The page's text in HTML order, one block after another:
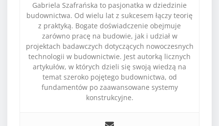
Gabriela Szafrańska to pasjonatka w dziedzinie
budownictwa. Od wielu lat z sukcesem łączy teorię
z praktyką. Bogate doświadczenie obejmuje
zarówno pracę na budowie, jak i udział w
projektach badawczych dotyczących nowoczesnych
technologii w budownictwie. Jest autorką licznych
artykułów, w których dzieli się swoją wiedzą na
temat szeroko pojętego budownictwa, od
fundamentów po zaawansowane systemy
konstrukcyjne.